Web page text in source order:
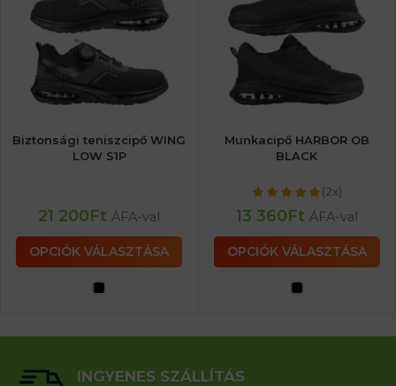
Biztonsági teniszcipő WING
LOW S1P
21 200Ft ÁFA-val
OPCIÓK VÁLASZTÁSA
Munkacipő HARBOR OB
BLACK
(2x)
13 360Ft ÁFA-val
OPCIÓK VÁLASZTÁSA
INGYENES SZÁLLÍTÁS